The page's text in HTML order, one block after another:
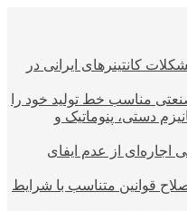
کانتینرهای ایرانی در
مناسب خط تولید خود را
دستی، پنوماتیک و
اجاره‌ای از عدم ایفای
قوانین متناسب با شرایط